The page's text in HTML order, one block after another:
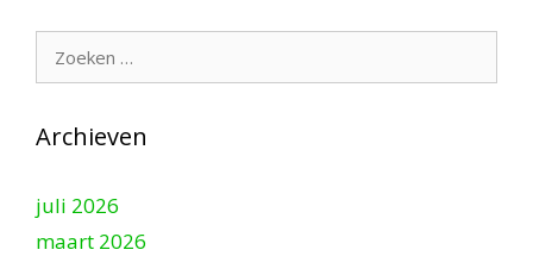
Archieven
juli 2026
maart 2026